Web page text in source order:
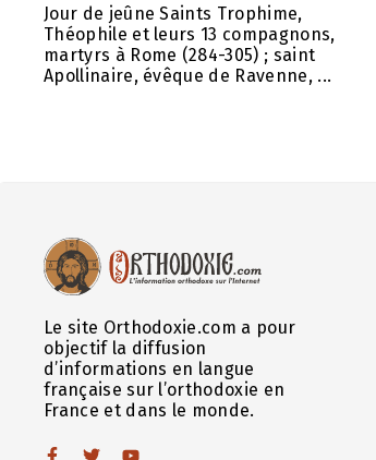
Jour de jeûne Saints Trophime,
Théophile et leurs 13 compagnons,
martyrs à Rome (284-305) ; saint
Apollinaire, évêque de Ravenne, ...
Le site Orthodoxie.com a pour
objectif la diffusion
d’informations en langue
française sur l’orthodoxie en
France et dans le monde.